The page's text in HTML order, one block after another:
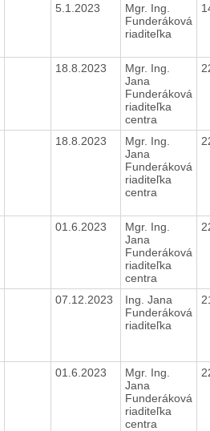
5.1.2023
Mgr. Ing.
Funderáková
riaditeľka
18.8.2023
Mgr. Ing.
Jana
Funderáková
riaditeľka
centra
18.8.2023
Mgr. Ing.
Jana
Funderáková
riaditeľka
centra
01.6.2023
Mgr. Ing.
Jana
Funderáková
riaditeľka
centra
07.12.2023
Ing. Jana
Funderáková
riaditeľka
01.6.2023
Mgr. Ing.
Jana
Funderáková
riaditeľka
centra